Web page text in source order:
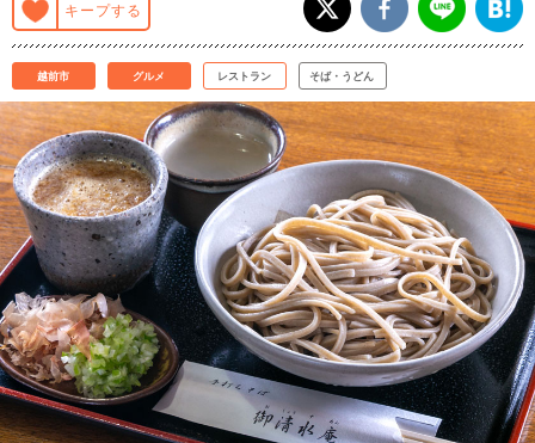
キープする
越前市 グルメ レストラン そば・うどん